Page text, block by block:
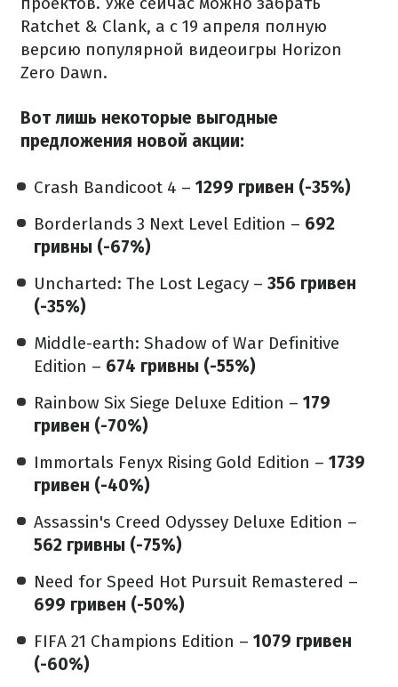
Ratchet & Clank, а с 19 апреля полную
версию популярной видеоигры Horizon
Zero Dawn.
Вот лишь некоторые выгодные
предложения новой акции:
Crash Bandicoot 4 – 1299 гривен (-35%)
Borderlands 3 Next Level Edition – 692
гривны (-67%)
Uncharted: The Lost Legacy – 356 гривен
(-35%)
Middle-earth: Shadow of War Definitive
Edition – 674 гривны (-55%)
Rainbow Six Siege Deluxe Edition – 179
гривен (-70%)
Immortals Fenyx Rising Gold Edition – 1739
гривен (-40%)
Assassin's Creed Odyssey Deluxe Edition –
562 гривны (-75%)
Need for Speed Hot Pursuit Remastered –
699 гривен (-50%)
FIFA 21 Champions Edition – 1079 гривен
(-60%)